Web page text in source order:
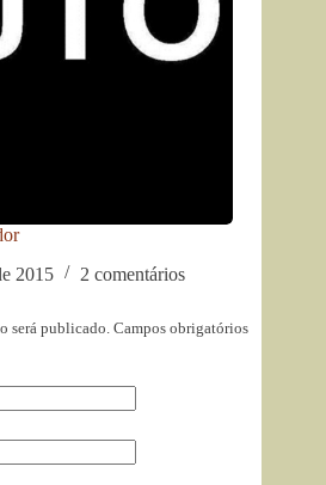
2015
2 comentários
será publicado. Campos obrigatórios